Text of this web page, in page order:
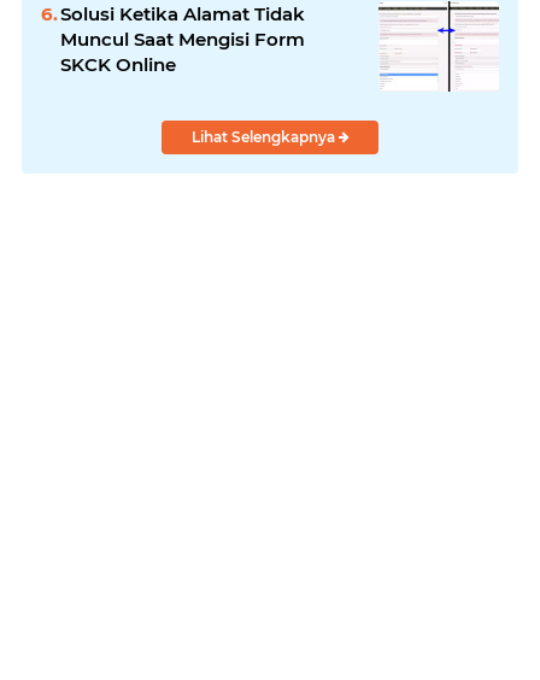
Solusi Ketika Alamat Tidak
Muncul Saat Mengisi Form
SKCK Online
Lihat Selengkapnya